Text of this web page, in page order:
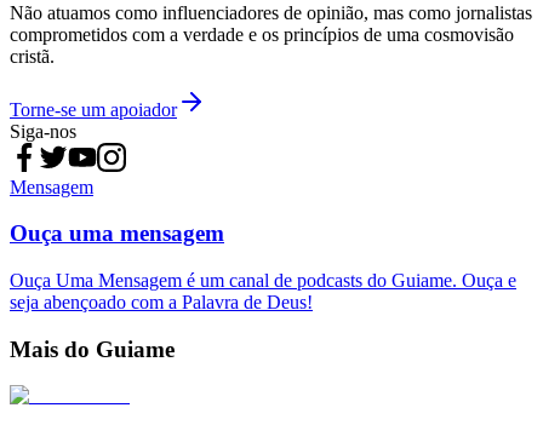
Não atuamos como influenciadores de opinião, mas como jornalistas
comprometidos com a verdade e os princípios de uma cosmovisão
cristã.
Torne-se um apoiador
Siga-nos
Mensagem
Ouça uma mensagem
Ouça Uma Mensagem é um canal de podcasts do Guiame. Ouça e
seja abençoado com a Palavra de Deus!
Mais do Guiame